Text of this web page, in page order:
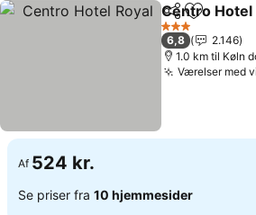
Del Føj til
Centro Hotel
3 Stjerner
6,8
2.146
1.0 km til Køln
Værelser med
Af 524 kr.
Se priser fra 10 hjemmesider